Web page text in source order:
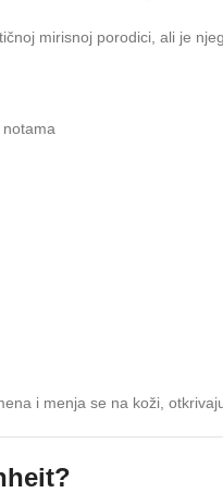
mirisnoj porodici, ali je
i menja se na koži,